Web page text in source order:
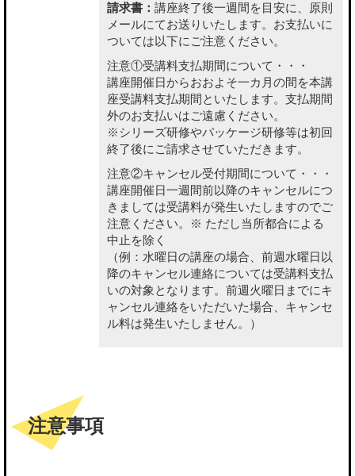
請求書： 講座終了後一週間を目安に、原則
メールにてお送りいたします。お支払いに
ついては以下にご注意ください。
注意①受講料支払期間について・・・
講座開催日からおおよそ一カ月の間を本講
座受講料支払期間といたします。支払期間
外のお支払いはご遠慮ください。
※シリーズ研修やパッケージ研修等は初回
終了後にご請求させていただきます。
注意②キャンセル受付期間について・・・
講座開催日一週間前以降のキャンセルにつ
きましては受講料が発生いたしますのでご
注意ください。※ ただし当所都合による
中止を除く
（例：水曜日の講座の場合、前週水曜日以
降のキャンセル連絡については受講料支払
いの対象となります。前週火曜日までにキ
ャンセル連絡をいただいた場合、キャンセ
ル料は発生いたしません。）
注意事項